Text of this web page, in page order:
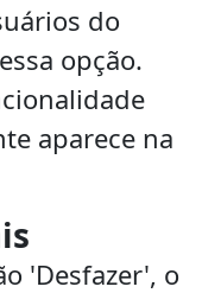
do
opção.
aparece na
'Desfazer', o